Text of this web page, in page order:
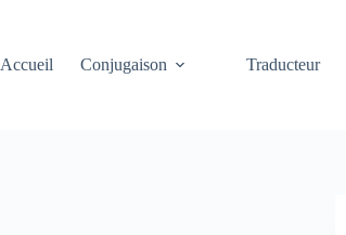
Accueil Conjugaison Traducteur